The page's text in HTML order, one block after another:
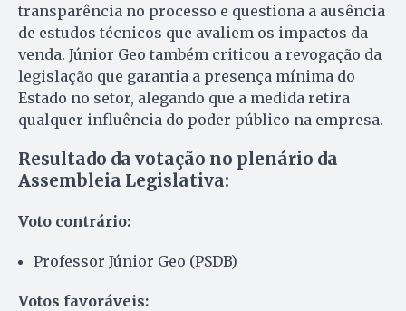
transparência no processo e questiona a ausência
de estudos técnicos que avaliem os impactos da
venda. Júnior Geo também criticou a revogação da
legislação que garantia a presença mínima do
Estado no setor, alegando que a medida retira
qualquer influência do poder público na empresa.
Resultado da votação no plenário da
Assembleia Legislativa:
Voto contrário:
Professor Júnior Geo (PSDB)
Votos favoráveis: